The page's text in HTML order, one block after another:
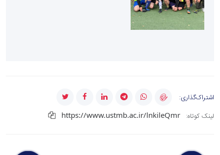
اشتراک‌گذاری:
لینک کوتاه:
https://www.ustmb.ac.ir/lnkileQmr